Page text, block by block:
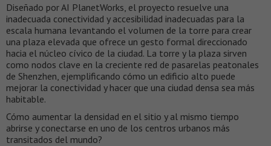
Diseñado por AI PlanetWorks, el proyecto resuelve una
inadecuada conectividad y accesibilidad inadecuadas para la
escala humana levantando el volumen de la torre para crear
una plaza elevada que ofrece un gesto formal direccionado
hacia el núcleo cívico de la ciudad. La torre y la plaza sirven
como nodos clave en la creciente red de pasarelas peatonales
de Shenzhen, ejemplificando cómo un edificio alto puede
mejorar la conectividad y hacer que una ciudad densa sea más
habitable.
Cómo aumentar la densidad en el sitio y al mismo tiempo
abrirse y conectarse en uno de los centros urbanos más
transitados del mundo?